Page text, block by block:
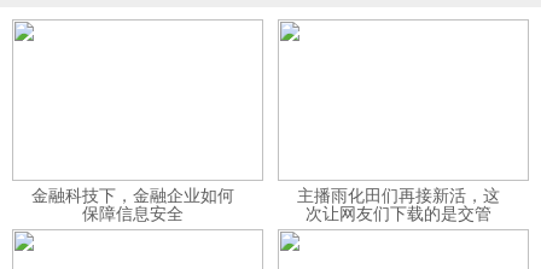
金融科技下，金融企业如何
保障信息安全
主播雨化田们再接新活，这
次让网友们下载的是交管
12123APP